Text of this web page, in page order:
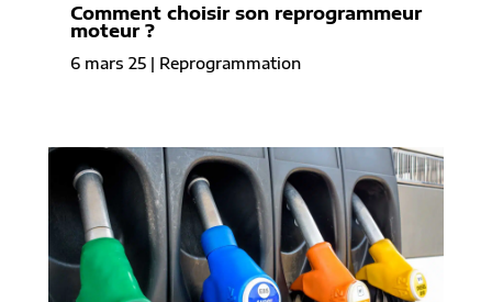
Comment choisir son reprogrammeur
moteur ?
6 mars 25| Reprogrammation